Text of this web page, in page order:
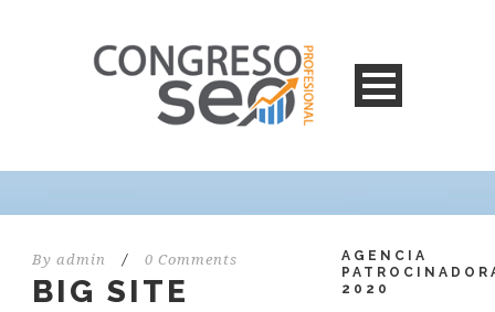
By admin / 0 Comments
BIG SITE
AGENCIA
2020